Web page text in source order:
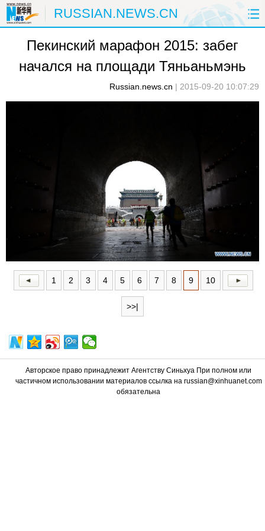
RUSSIAN.NEWS.CN
ГЛАВНАЯ КИТАЙ РФ И СНГ
В МИРЕ ЭКОНОМИКА ОБЩЕСТВО
НАУКА ПРИРОДА КУЛЬТУРА
СПЕЦТЕМЫ
Пекинский марафон 2015: забег
начался на площади Тяньаньмэнь
Russian.news.cn | 2015-09-20 10:07:29
1 2 3 4 5 6 7 8 9 10
>>|
Авторское право принадлежит Агентству Синьхуа При полном или
частичном использовании материалов ссылка на russian@xinhuanet.com
обязательна